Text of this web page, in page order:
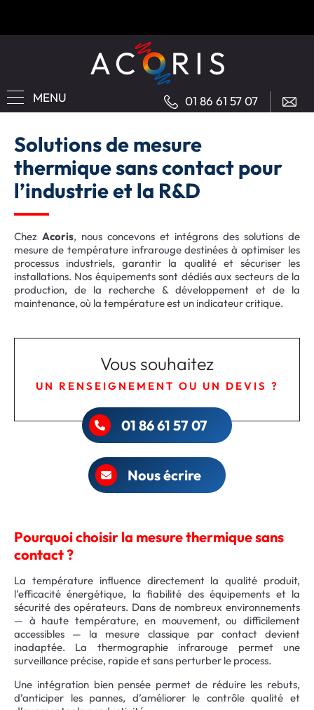
01 86 61 57 07
MENU
Solutions de mesure
thermique sans contact pour
l’industrie et la R&D
Chez Acoris, nous concevons et intégrons des solutions de
mesure de température infrarouge destinées à optimiser les
processus industriels, garantir la qualité et sécuriser les
installations. Nos équipements sont dédiés aux secteurs de la
production, de la recherche & développement et de la
maintenance, où la température est un indicateur critique.
Vous souhaitez
UN RENSEIGNEMENT OU UN DEVIS ?
01 86 61 57 07
Nous écrire
Pourquoi choisir la mesure thermique sans
contact ?
La température influence directement la qualité produit,
l’efficacité énergétique, la fiabilité des équipements et la
sécurité des opérateurs. Dans de nombreux environnements
— à haute température, en mouvement, ou difficilement
accessibles — la mesure classique par contact devient
inadaptée. La thermographie infrarouge permet une
surveillance précise, rapide et sans perturber le process.
Une intégration bien pensée permet de réduire les rebuts,
d’anticiper les pannes, d’améliorer le contrôle qualité et